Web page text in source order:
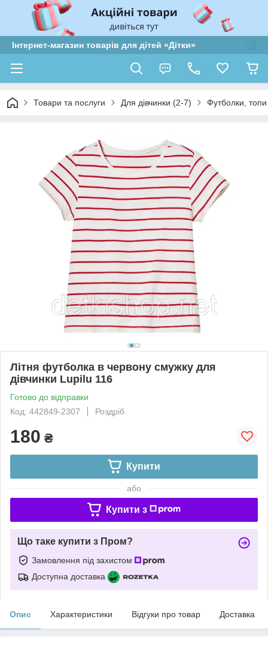
Інтернет-магазин товарів для дітей «Дітки»
Товари та послуги Для дівчинки (2-7) Футболки, топи
Літня футболка в червону смужку для
дівчинки Lupilu 116
Готово до відправки
Код: 442849-2307
Роздріб
180 ₴
Купити
або
Купити з
Що таке купити з Пром?
Замовлення під захистом
Доступна доставка
Опис Характеристики Відгуки про товар Доставка